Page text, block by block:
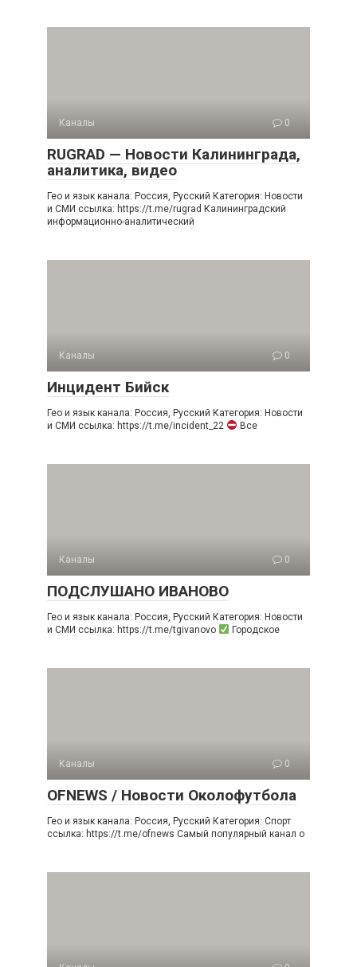
Каналы 0
RUGRAD — Новости Калининграда,
аналитика, видео
Гео и язык канала: Россия, Русский Категория: Новости
и СМИ ссылка: https://t.me/rugrad Калининградский
информационно-аналитический
Каналы 0
Инцидент Бийск
Гео и язык канала: Россия, Русский Категория: Новости
и СМИ ссылка: https://t.me/incident_22
Все
Каналы 0
ПОДСЛУШАНО ИВАНОВО
Гео и язык канала: Россия, Русский Категория: Новости
и СМИ ссылка: https://t.me/tgivanovo
Городское
Каналы 0
OFNEWS / Новости Околофутбола
Гео и язык канала: Россия, Русский Категория: Спорт
ссылка: https://t.me/ofnews Самый популярный канал о